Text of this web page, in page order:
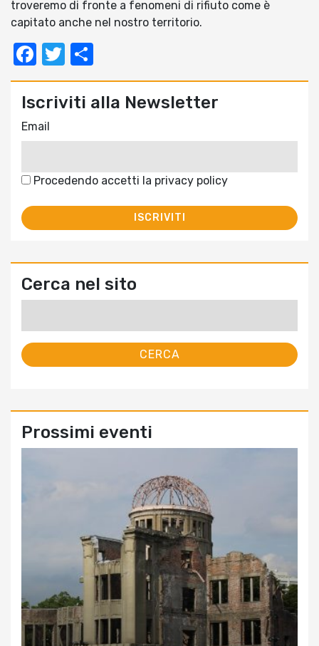
troveremo di fronte a fenomeni di rifiuto come è
capitato anche nel nostro territorio.
Facebook
Twitter
Iscriviti alla Newsletter
Email
Procedendo accetti la privacy policy
Cerca nel sito
Prossimi eventi